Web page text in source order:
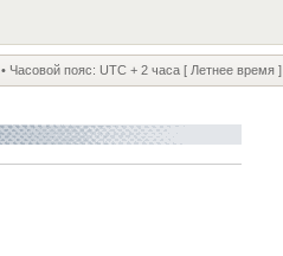
• Часовой пояс: UTC + 2 часа [ Летнее время ]